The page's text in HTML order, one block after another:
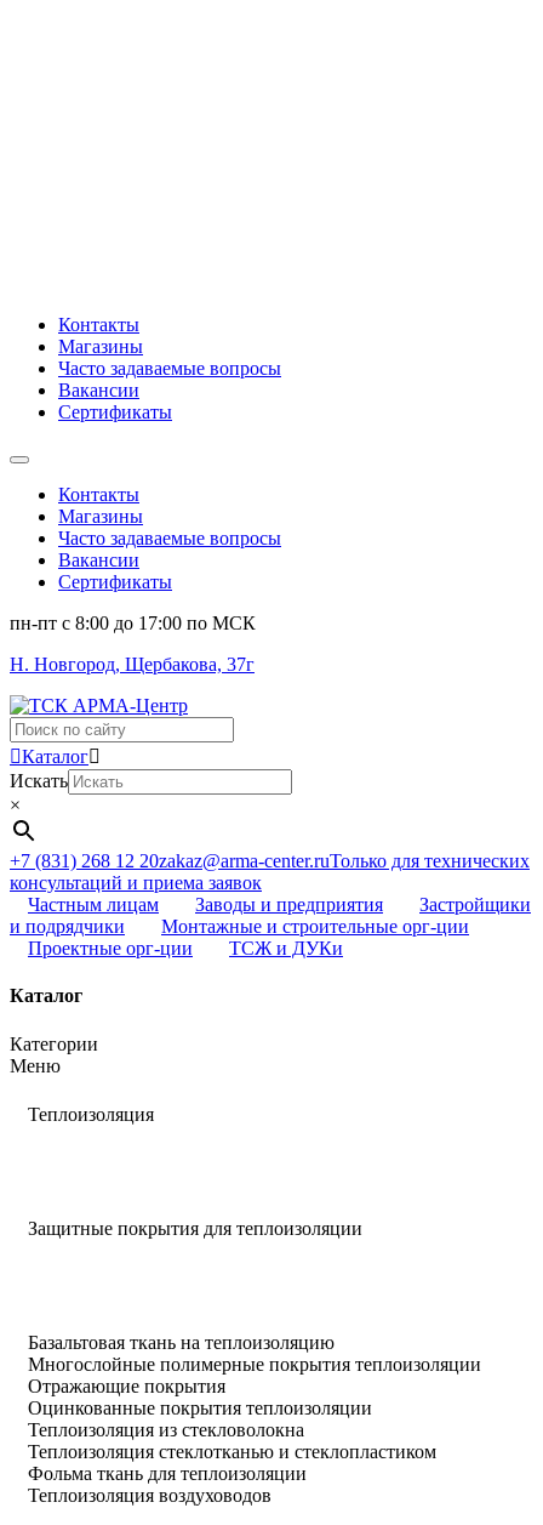
Контакты
Магазины
Часто задаваемые вопросы
Вакансии
Сертификаты
Контакты
Магазины
Часто задаваемые вопросы
Вакансии
Сертификаты
пн-пт c 8:00 до 17:00 по МСК
Н. Новгород, Щербакова, 37г
Поиск
...Каталог
Искать
×
+7 (831) 268 12 20zakaz@arma-center.ruТолько для технических
консультаций и приема заявок
Частным лицам
Заводы и предприятия
Застройщики
и подрядчики
Монтажные и строительные орг-ции
Проектные орг-ции
ТСЖ и ДУКи
Каталог
Категории
Меню
Теплоизоляция
Защитные покрытия для теплоизоляции
Базальтовая ткань на теплоизоляцию
Многослойные полимерные покрытия теплоизоляции
Отражающие покрытия
Оцинкованные покрытия теплоизоляции
Теплоизоляция из стекловолокна
Теплоизоляция стеклотканью и стеклопластиком
Фольма ткань для теплоизоляции
Теплоизоляция воздуховодов